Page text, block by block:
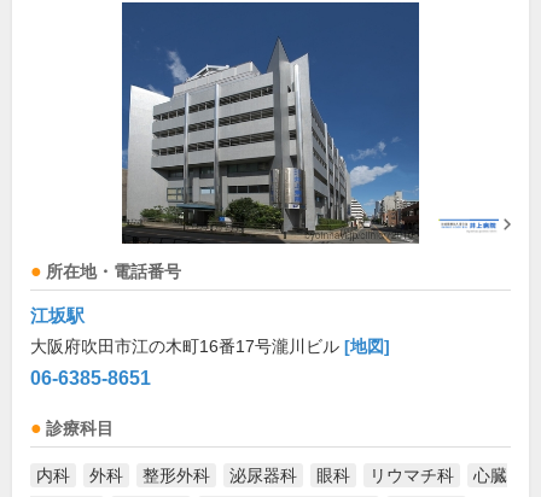
所在地・電話番号
江坂駅
大阪府吹田市江の木町16番17号瀧川ビル [地図]
06-6385-8651
診療科目
内科 外科 整形外科 泌尿器科 眼科 リウマチ科
心臓